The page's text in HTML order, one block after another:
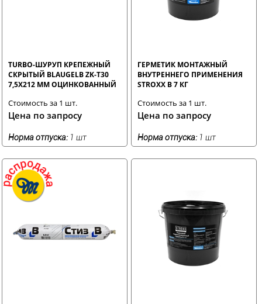
TURBO-ШУРУП КРЕПЕЖНЫЙ
СКРЫТЫЙ BLAUGELB ZK-T30
7,5X212 ММ ОЦИНКОВАННЫЙ
Стоимость за 1 шт.
Цена по запросу
Норма отпуска: 1 шт
ГЕРМЕТИК МОНТАЖНЫЙ
ВНУТРЕННЕГО ПРИМЕНЕНИЯ
STROXX В 7 КГ
Стоимость за 1 шт.
Цена по запросу
Норма отпуска: 1 шт